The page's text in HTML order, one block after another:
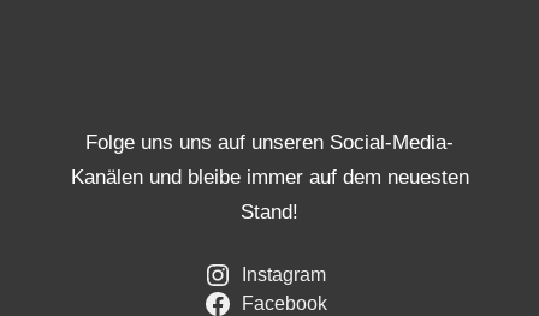
Folge uns uns auf unseren Social-Media-
Kanälen und bleibe immer auf dem neuesten
Stand!
Instagram
Facebook